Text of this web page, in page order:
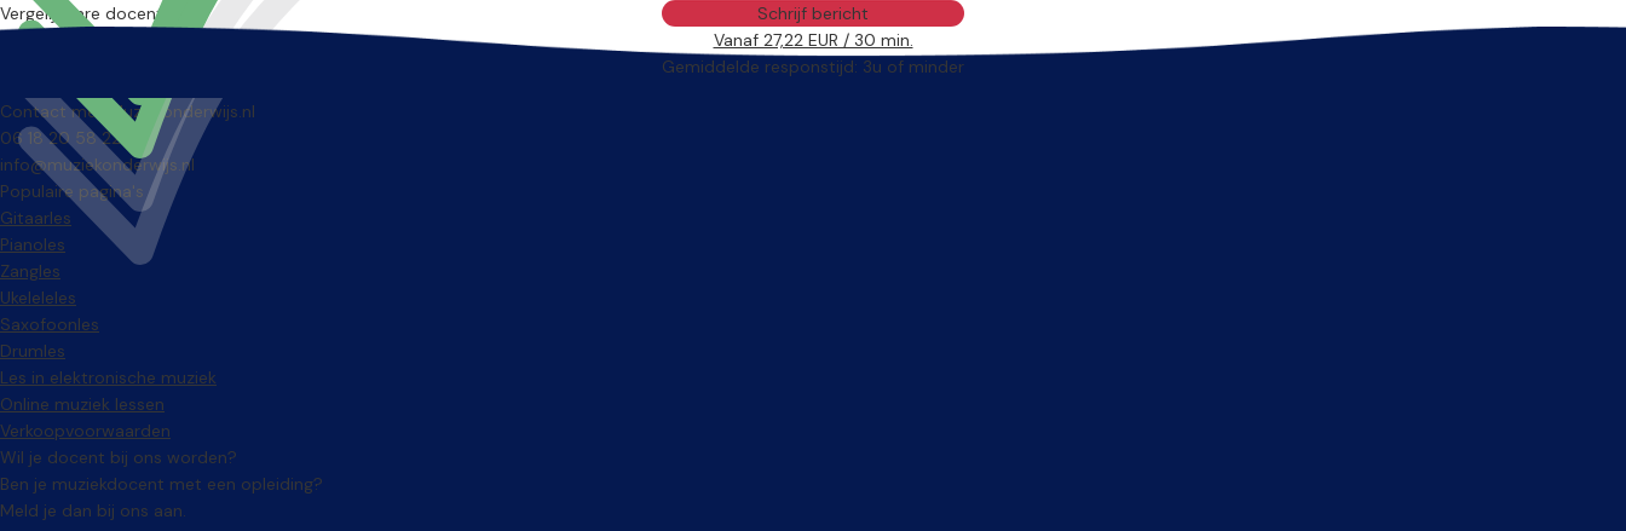
Schrijf bericht
Vanaf 27,22 EUR / 30 min.
Gemiddelde responstijd: 3u of minder
Vergelijkbare docenten
Contact met Muziekonderwijs.nl
06 18 20 58 22
info@muziekonderwijs.nl
Populaire pagina's
Gitaarles
Pianoles
Zangles
Ukeleleles
Saxofoonles
Drumles
Les in elektronische muziek
Online muziek lessen
Verkoopvoorwaarden
Wil je docent bij ons worden?
Ben je muziekdocent met een opleiding?
Meld je dan bij ons aan.